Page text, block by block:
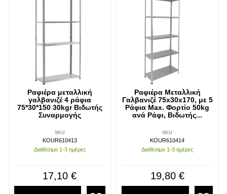
Ραφιέρα μεταλλική
γαλβανιζέ 4 ράφια
75*30*150 30kgr Βιδωτής
Συναρμογής
SKU
KOUR610413
Διαθέσιμο 1-3 ημέρες
17,10 €
Ραφιέρα Μεταλλική
Γαλβανιζέ 75x30x170, με 5
Ράφια Max. Φορτίο 50kg
ανά Ράφι, Βιδωτής...
SKU
KOUR610414
Διαθέσιμο 1-3 ημέρες
19,80 €